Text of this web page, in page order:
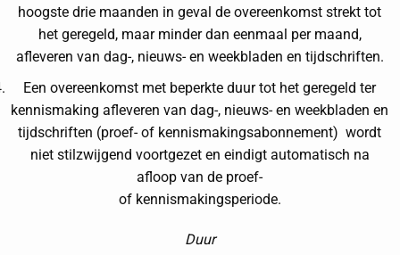
hoogste drie maanden in geval de overeenkomst strekt tot
het geregeld, maar minder dan eenmaal per maand,
afleveren van dag-, nieuws- en weekbladen en tijdschriften.
Een overeenkomst met beperkte duur tot het geregeld ter
kennismaking afleveren van dag-, nieuws- en weekbladen en
tijdschriften (proef- of kennismakingsabonnement) wordt
niet stilzwijgend voortgezet en eindigt automatisch na
afloop van de proef-
of kennismakingsperiode.
Duur